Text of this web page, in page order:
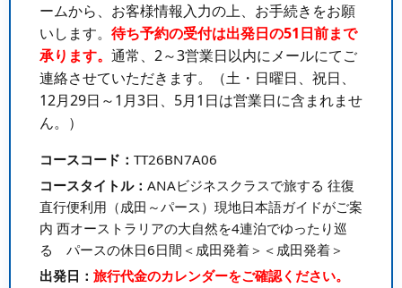
ームから、お客様情報入力の上、お手続きをお願
いします。 待ち予約の受付は出発日の51日前まで
承ります。 通常、2～3営業日以内にメールにてご
連絡させていただきます。（土・日曜日、祝日、
12月29日～1月3日、5月1日は営業日に含まれませ
ん。）
コースコード： TT26BN7A06
コースタイトル： ANAビジネスクラスで旅する 往復
直行便利用（成田～パース）現地日本語ガイドがご案
内 西オーストラリアの大自然を4連泊でゆったり巡
る パースの休日6日間＜成田発着＞＜成田発着＞
出発日： 旅行代金のカレンダーをご確認ください。